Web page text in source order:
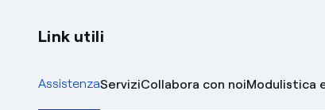
Link utili
AssistenzaServiziCollabora con noiModulistica